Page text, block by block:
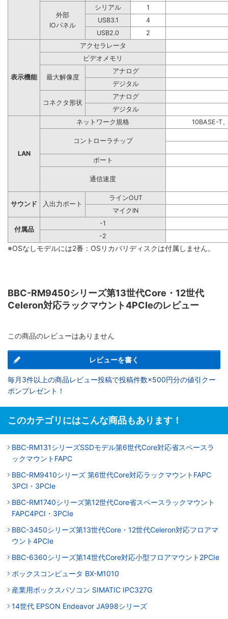
外部
IOパネル
シリアル
1
USB3.1
4
USB2.0
2
表示機能
アクセラレータ
ビデオメモリ
最大解像度
アナログ
デジタル
コネクタ形状
アナログ
デジタル
LAN
ネットワーク規格 10BASE-T
コントローラチップ
ポート
通信速度
サウンド 入出力ポート
ラインOUT
マイクIN
付属品
-1
-2
※OSなしモデルには2番：OSリカバリディスクは付属しません。
BBC-RM9450シリーズ第13世代Core・12世代
Celeron対応ラックマウント4PCIeのレビュー
この商品のレビューはありません
レビューを書く
毎月3件以上の商品レビュー投稿で投稿件数×500円分の値引クー
ポンプレゼント！
このカテゴリにはこんな商品もあります！
BBC-RM131シリーズSSDモデル第6世代Core対応省スペースラ
ックマウントFAPC
BBC-RM9410シリーズ 第6世代Core対応ラックマウントFAPC
3PCI・3PCIe
BBC-RM1740シリーズ第12世代Core省スペースラックマウント
FAPC4PCI・3PCIe
BBC-3450シリーズ第13世代Core・12世代Celeron対応フロアマ
ウント4PCIe
BBC-6360シリーズ第14世代Core対応小型フロアマウント2PCIe
ボックスコンピュータ BX-M1010
産業用ボックスパソコン SIMATIC IPC327G
14世代 EPSON Endeavor JA998シリーズ